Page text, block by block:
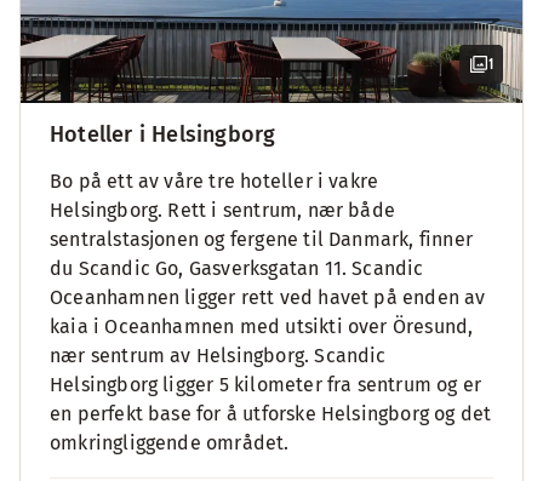
1
Hoteller i Helsingborg
Bo på ett av våre tre hoteller i vakre
Helsingborg. Rett i sentrum, nær både
sentralstasjonen og fergene til Danmark, finner
du Scandic Go, Gasverksgatan 11. Scandic
Oceanhamnen ligger rett ved havet på enden av
kaia i Oceanhamnen med utsikti over Öresund,
nær sentrum av Helsingborg. Scandic
Helsingborg ligger 5 kilometer fra sentrum og er
en perfekt base for å utforske Helsingborg og det
omkringliggende området.